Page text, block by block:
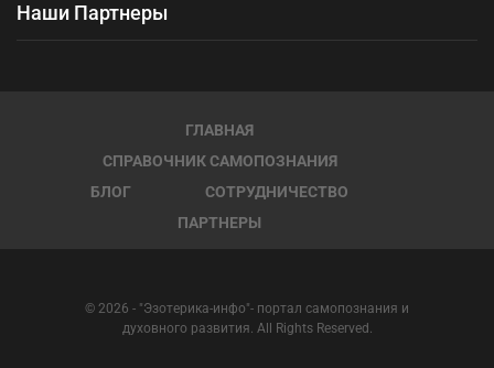
Наши Партнеры
ГЛАВНАЯ
СПРАВОЧНИК САМОПОЗНАНИЯ
БЛОГ
СОТРУДНИЧЕСТВО
ПАРТНЕРЫ
© 2026 - "Эзотерика-инфо"- портал самопознания и
духовного развития. All Rights Reserved.